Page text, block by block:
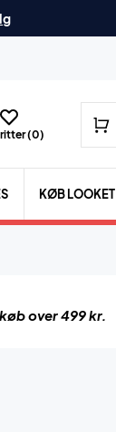
(0)
KØB LOOKET
over 499 kr.